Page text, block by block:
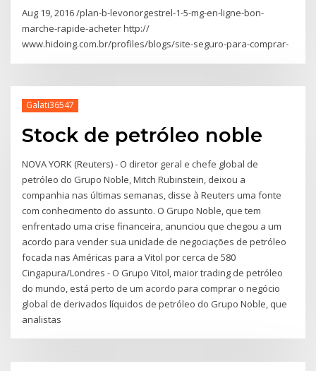
Aug 19, 2016 /plan-b-levonorgestrel-1-5-mg-en-ligne-bon-
marche-rapide-acheter http://
www.hidoing.com.br/profiles/blogs/site-seguro-para-comprar-
Galati36547
Stock de petróleo noble
NOVA YORK (Reuters) - O diretor geral e chefe global de
petróleo do Grupo Noble, Mitch Rubinstein, deixou a
companhia nas últimas semanas, disse à Reuters uma fonte
com conhecimento do assunto. O Grupo Noble, que tem
enfrentado uma crise financeira, anunciou que chegou a um
acordo para vender sua unidade de negociações de petróleo
focada nas Américas para a Vitol por cerca de 580
Cingapura/Londres - O Grupo Vitol, maior trading de petróleo
do mundo, está perto de um acordo para comprar o negócio
global de derivados líquidos de petróleo do Grupo Noble, que
analistas